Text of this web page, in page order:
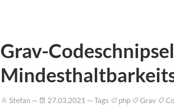
Grav-
Stefan — 27.03.2021 — Tags php Grav